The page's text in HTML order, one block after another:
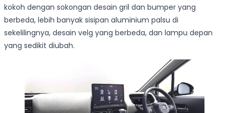
kokoh dengan sokongan desain gril dan bumper yang
berbeda, lebih banyak sisipan aluminium palsu di
sekelilingnya, desain velg yang berbeda, dan lampu depan
yang sedikit diubah.